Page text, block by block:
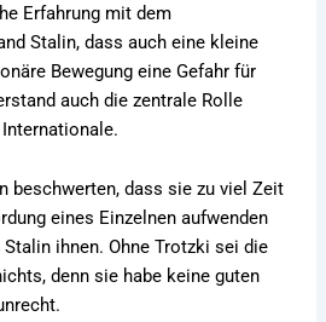
Erfahrung mit dem
Stalin, dass auch eine kleine
Bewegung eine Gefahr für
auch die zentrale Rolle
beschwerten, dass sie zu viel Zeit
eines Einzelnen aufwenden
ihnen. Ohne Trotzki sei die
denn sie habe keine guten